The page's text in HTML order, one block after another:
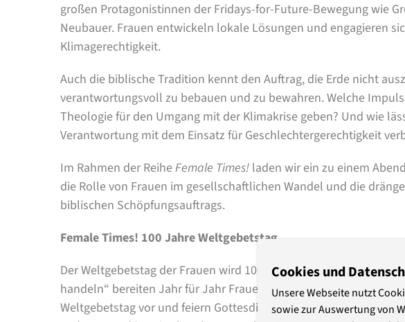
großen Protagonistinnen der Fridays-for-Future-Bewegung wie
Neubauer. Frauen entwickeln lokale Lösungen und engagieren
Klimagerechtigkeit.
Auch die biblische Tradition kennt den Auftrag, die Erde nicht
verantwortungsvoll zu bebauen und zu bewahren. Welche
Theologie für den Umgang mit der Klimakrise geben? Und wie
Verantwortung mit dem Einsatz für Geschlechtergerechtigkeit
Im Rahmen der ReiheFemale Times! laden wir ein zu einem
die Rolle von Frauen im gesellschaftlichen Wandel und die
biblischen Schöpfungsauftrags.
Female Times! 100 Jahre Weltgebetstag
Der Weltgebetstag der Frauen wird 100! Unter dem Motto
handeln“ bereiten Jahr für Jahr Frauen aus weltweit mehr als
Weltgebetstag vor und feiern Gottesdienst in unzähligen
Cookies und
Unsere Webseite nutzt
sowie zur Auswertung von